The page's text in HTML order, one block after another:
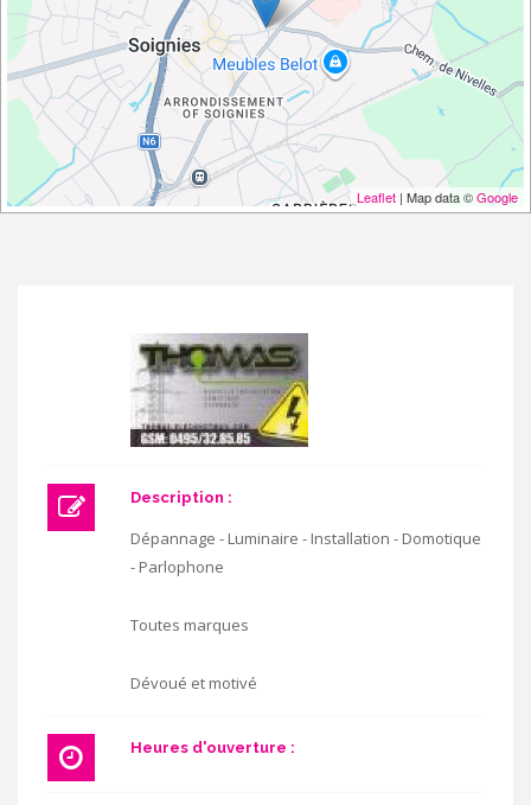
Leaflet | Map data ©Google
Description :
Dépannage - Luminaire - Installation - Domotique
- Parlophone
Toutes marques
Dévoué et motivé
Heures d'ouverture :